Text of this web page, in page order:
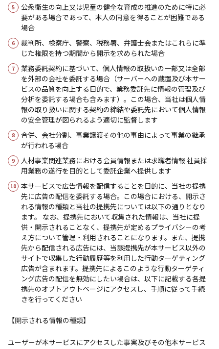
公衆衛生の向上又は児童の健全な育成の推進のために特に必
要がある場合であって、本人の同意を得ることが困難である
場合
裁判所、検察庁、警察、税務署、弁護士会またはこれらに準
じた権限を持つ期間から開示を求められた場合
業務委託契約に基づいて、個人情報の取扱いの一部又は全部
を外部の会社を委託する場合（サーバーへの蔵置及び本サー
ビスの品質を向上する目的で、業務委託先に情報の管理及び
分析を委託する場合も含みます）。この場合、当社は個人情
報の取り扱いに関する契約の締結や委託先において個人情報
の安全管理が図られるよう適切に監督します
合併、会社分割、事業譲渡その他の事由によって事業の継承
が行われる場合
人材事業関連業務における会員情報または求職者情報 社員採
用業務の遂行を目的として委託企業へ提供します
本サービスで広告情報を配信することを目的に、当社の提携
先に広告の配信を委託する場合。この場合における、開示さ
れる情報の種類と当社の提携先については以下の通りとなり
ます。 なお、提携先において収集された情報は、当社に提
供・開示されることなく、提携先が定めるプライバシーの考
え方について管理・利用されることになります。また、提携
先から配信される広告には、当該提携先が本サービス以外の
サイトで収集した行動履歴等を利用した行動ターゲティング
広告が含まれます。提携先によるこのような行動ターゲティ
ング広告の配信を無効にしたい場合は、以下に記載する各提
携先のオプトアウトページにアクセスし、手順に従って手続
きを行ってください
【開示される情報の種類】
ユーザーが本サービスにアクセスした事実及びその他本サービス